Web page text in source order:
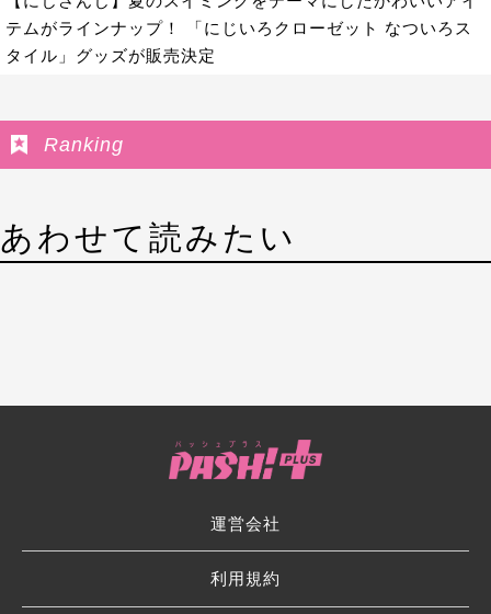
テムがラインナップ！ 「にじいろクローゼット なついろス
タイル」グッズが販売決定
Ranking
あわせて読みたい
運営会社
利用規約